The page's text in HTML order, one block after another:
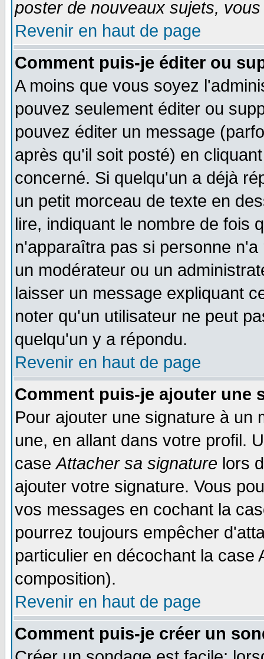
poster de nouveaux sujets,
Revenir en haut de page
Comment puis-je éditer ou
A moins que vous soyez
pouvez seulement éditer ou
pouvez éditer un message
après qu'il soit posté) en
concerné. Si quelqu'un a déjà
un petit morceau de texte en
lire, indiquant le nombre de fois
n'apparaîtra pas si personne
un modérateur ou un
laisser un message expliquant
noter qu'un utilisateur ne peut
quelqu'un y a répondu.
Revenir en haut de page
Comment puis-je ajouter une
Pour ajouter une signature à un
une, en allant dans votre profil.
caseAttacher sa signature lors
ajouter votre signature. Vous
vos messages en cochant la
pourrez toujours empêcher
particulier en décochant la
composition).
Revenir en haut de page
Comment puis-je créer un